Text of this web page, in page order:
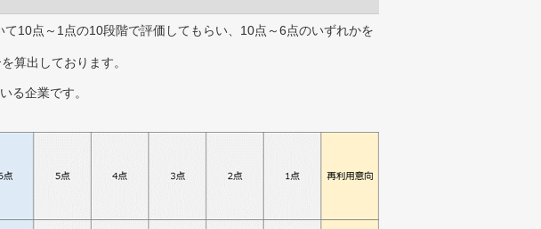
10点～1点の10段階で評価してもらい、10点～6点のいずれかを
算出しております。
る企業です。